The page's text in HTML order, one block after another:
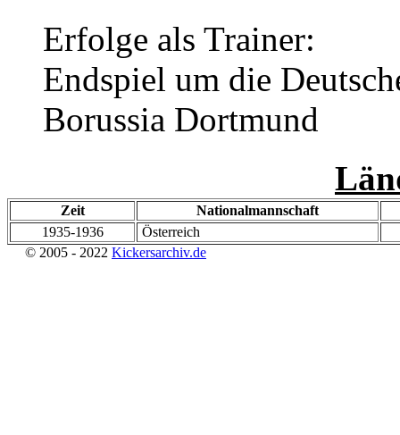
Erfolge als Trainer:
Endspiel um die
Borussia Dortmund
Zeit
Nationalmannschaft
1935-1936
Österreich
© 2005 - 2022 Kickersarchiv.de